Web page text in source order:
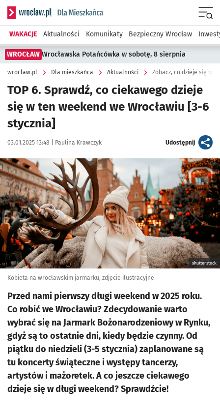
Serwis informacyjny wroclaw.pl podserwis: Dla mieszkańca
WAKACJE Aktualności Komunikaty Bezpieczny Wrocław
WROCŁAW Wrocławska Potańcówka w sobotę, 8 sierpnia
wroclaw.pl Dla mieszkańca Aktualności Zobacz, co dzieje się w
TOP 6. Sprawdź, co ciekawego dzieje
się w ten weekend we Wrocławiu [3-6
stycznia]
Data publikacji:
03.01.2025 13:48 | Autor:
Paulina Krawczyk Udostępnijartykuł
Kliknij, aby powiększyć
shutterstock
Kobieta na wrocławskim jarmarku, zdjęcie ilustracyjne
Przed nami pierwszy długi weekend w 2025 roku.
Co robić we Wrocławiu? Zdecydowanie warto
wybrać się na Jarmark Bożonarodzeniowy w Rynku,
gdyż są to ostatnie dni, kiedy będzie czynny. Od
piątku do niedzieli (3-5 stycznia) zaplanowane są
tu koncerty świąteczne i występy tancerzy,
artystów i mażoretek. A co jeszcze ciekawego
dzieje się w długi weekend? Sprawdźcie!